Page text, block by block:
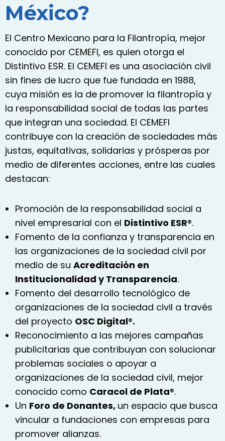
México?
El Centro Mexicano para la Filantropía, mejor
conocido por CEMEFI, es quien otorga el
Distintivo ESR. El CEMEFI es una asociación civil
sin fines de lucro que fue fundada en 1988,
cuya misión es la de promover la filantropía y
la responsabilidad social de todas las partes
que integran una sociedad. El CEMEFI
contribuye con la creación de sociedades más
justas, equitativas, solidarias y prósperas por
medio de diferentes acciones, entre las cuales
destacan:
Promoción de la responsabilidad social a
nivel empresarial con el Distintivo ESR®.
Fomento de la confianza y transparencia en
las organizaciones de la sociedad civil por
medio de su Acreditación en
Institucionalidad y Transparencia.
Fomento del desarrollo tecnológico de
organizaciones de la sociedad civil a través
del proyecto OSC Digital®.
Reconocimiento a las mejores campañas
publicitarias que contribuyan con solucionar
problemas sociales o apoyar a
organizaciones de la sociedad civil, mejor
conocido como Caracol de Plata®.
Un Foro de Donantes, un espacio que busca
vincular a fundaciones con empresas para
promover alianzas.